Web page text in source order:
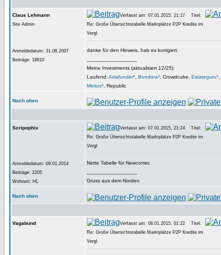
Claus Lehmann
Site Admin
Anmeldedatum: 31.08.2007
Beiträge: 18810
Verfasst am: 07.01.2015, 21:17
Titel:
Re: Große Übersichtstabelle Marktplätze P2P Kredite im
Vergl
danke für den Hinweis, hab es korrigiert.
Meine Investments (aktualisiert 12/25):
Laufend: Axiafunder* Bondora* , Crowdcube, Estateguru*
Mintos* , Republic
Nach oben
Scripophix
Anmeldedatum: 09.01.2014
Beiträge: 2205
Wohnort: HL
Verfasst am: 07.01.2015, 21:24
Titel:
Re: Große Übersichtstabelle Marktplätze P2P Kredite im
Vergl
Nette Tabelle für Newcomer.
Gruss aus dem Norden
Nach oben
Vagabund Verfasst am: 08.01.2015, 01:22
Titel:
Re: Große Übersichtstabelle Marktplätze P2P Kredite im
Vergl